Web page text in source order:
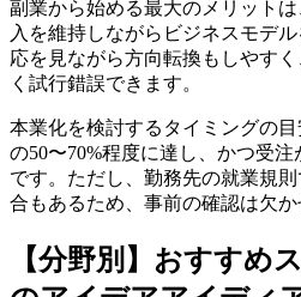
副業から始める最大のメリット
入を維持しながらビジネスモデ
応を見ながら方向転換もしやす
く試行錯誤できます。
本業化を検討するタイミングの
の50〜70%程度に達し、かつ受
です。ただし、勤務先の就業規
合もあるため、事前の確認は欠か
【分野別】おすすめ